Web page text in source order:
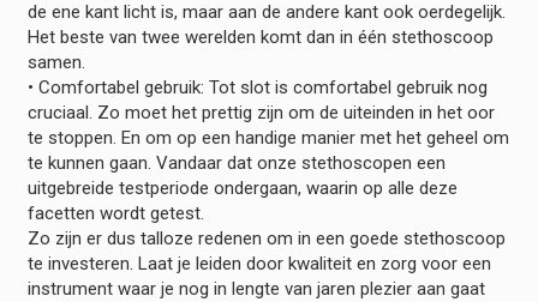
de ene kant licht is, maar aan de andere kant ook oerdegelijk.
Het beste van twee werelden komt dan in één stethoscoop
samen.
• Comfortabel gebruik: Tot slot is comfortabel gebruik nog
cruciaal. Zo moet het prettig zijn om de uiteinden in het oor
te stoppen. En om op een handige manier met het geheel om
te kunnen gaan. Vandaar dat onze stethoscopen een
uitgebreide testperiode ondergaan, waarin op alle deze
facetten wordt getest.
Zo zijn er dus talloze redenen om in een goede stethoscoop
te investeren. Laat je leiden door kwaliteit en zorg voor een
instrument waar je nog in lengte van jaren plezier aan gaat